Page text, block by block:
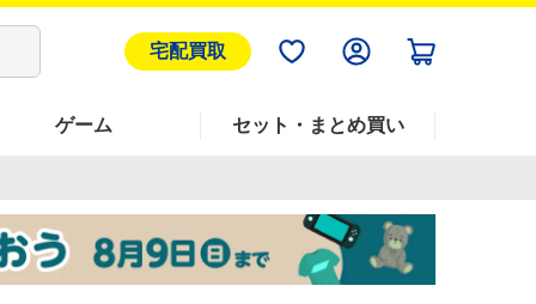
宅配買取
ゲーム セット・まとめ買い